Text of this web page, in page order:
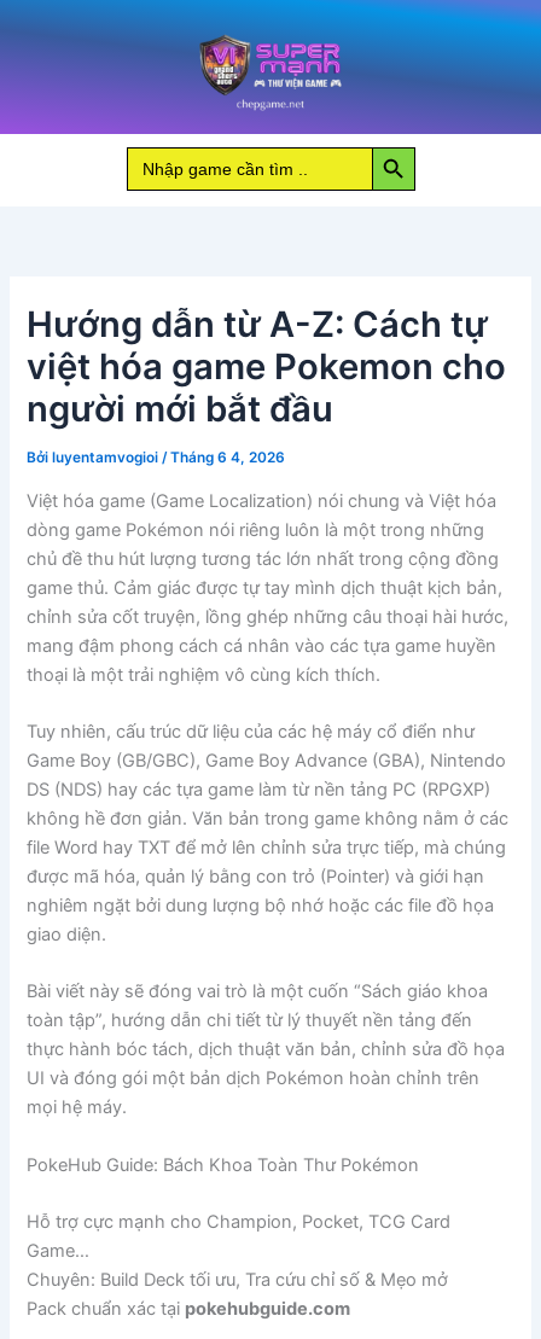
Search
for:
Search Button
Hướng dẫn từ A-Z: Cách tự
việt hóa game Pokemon cho
người mới bắt đầu
Bởi luyentamvogioi /Tháng 6 4, 2026
Việt hóa game (Game Localization) nói chung và Việt hóa
dòng game Pokémon nói riêng luôn là một trong những
chủ đề thu hút lượng tương tác lớn nhất trong cộng đồng
game thủ. Cảm giác được tự tay mình dịch thuật kịch bản,
chỉnh sửa cốt truyện, lồng ghép những câu thoại hài hước,
mang đậm phong cách cá nhân vào các tựa game huyền
thoại là một trải nghiệm vô cùng kích thích.
Tuy nhiên, cấu trúc dữ liệu của các hệ máy cổ điển như
Game Boy (GB/GBC), Game Boy Advance (GBA), Nintendo
DS (NDS) hay các tựa game làm từ nền tảng PC (RPGXP)
không hề đơn giản. Văn bản trong game không nằm ở các
file Word hay TXT để mở lên chỉnh sửa trực tiếp, mà chúng
được mã hóa, quản lý bằng con trỏ (Pointer) và giới hạn
nghiêm ngặt bởi dung lượng bộ nhớ hoặc các file đồ họa
giao diện.
Bài viết này sẽ đóng vai trò là một cuốn “Sách giáo khoa
toàn tập”, hướng dẫn chi tiết từ lý thuyết nền tảng đến
thực hành bóc tách, dịch thuật văn bản, chỉnh sửa đồ họa
UI và đóng gói một bản dịch Pokémon hoàn chỉnh trên
mọi hệ máy.
PokeHub Guide: Bách Khoa Toàn Thư Pokémon
Hỗ trợ cực mạnh cho Champion, Pocket, TCG Card
Game…
Chuyên: Build Deck tối ưu, Tra cứu chỉ số & Mẹo mở
Pack chuẩn xác tại pokehubguide.com